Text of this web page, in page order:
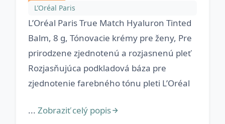
L’Oréal Paris
L’Oréal Paris True Match Hyaluron Tinted
Balm, 8 g, Tónovacie krémy pre ženy, Pre
prirodzene zjednotenú a rozjasnenú pleť
Rozjasňujúca podkladová báza pre
zjednotenie farebného tónu pleti L’Oréal
... Zobraziť celý popis